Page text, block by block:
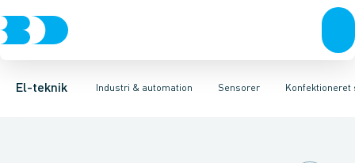
El-teknik Industri & automation
Afbrydere, stikkontakter & lampeudtagForgreningsmateriel
Sensorer
Industristiksystemer Frekvensomformere og softstartere
Trykafbryder Induktiv aftasterEnvejs lysgitter